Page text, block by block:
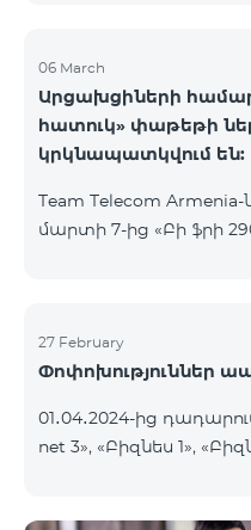
06 March
Արցախցիների
հատուկ» փաթեթի
կրկնապատկվում են:
Team Telecom
մարտի 7-ից «Բի ֆրի
900 րոպե և 600 SMS,
450 րոպեի և 300 SMS-
ժամկետը չի փոխվում։
սակագնային փաթեթը
ամենապահանջված
27 February
Փոփոխություններ
01․04․2024-ից
net 3», «Բիզնես 1»,